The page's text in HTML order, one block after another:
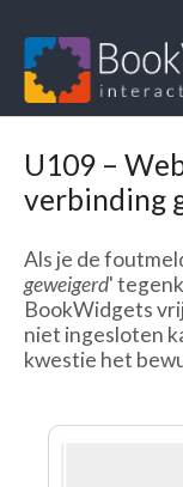
U109 –
verbinding
Als je de
geweigerd'
BookWidgets
niet ingesloten
kwestie het